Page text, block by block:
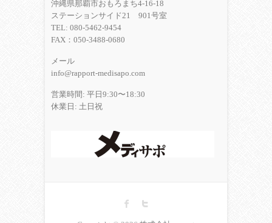
沖縄県那覇市おもろまち4-16-18
ステーションサイド21 901号室
TEL: 080-5462-9454
FAX：050-3488-0680
メール
info@rapport-medisapo.com
営業時間: 平日9:30〜18:30
休業日: 土日祝